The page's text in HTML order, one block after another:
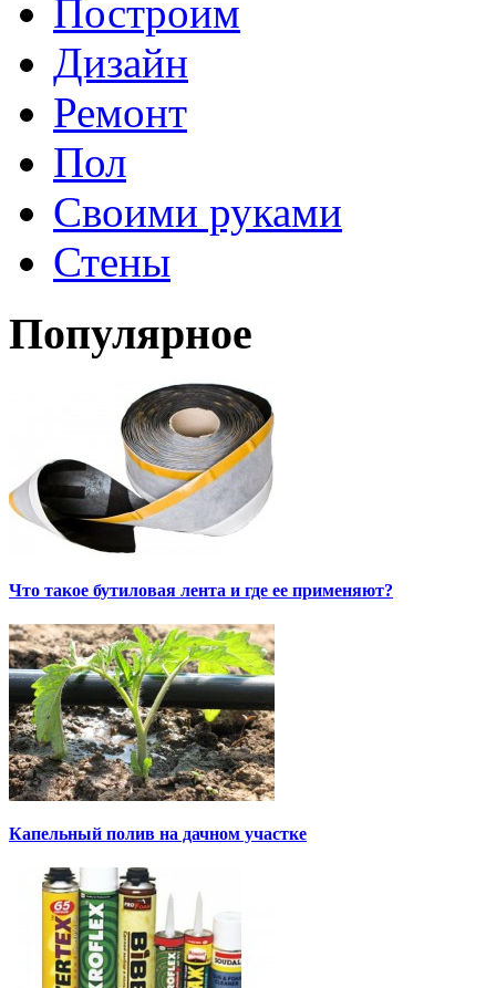
Построим
Дизайн
Ремонт
Пол
Своими руками
Стены
Популярное
Что такое бутиловая лента и где ее применяют?
Капельный полив на дачном участке